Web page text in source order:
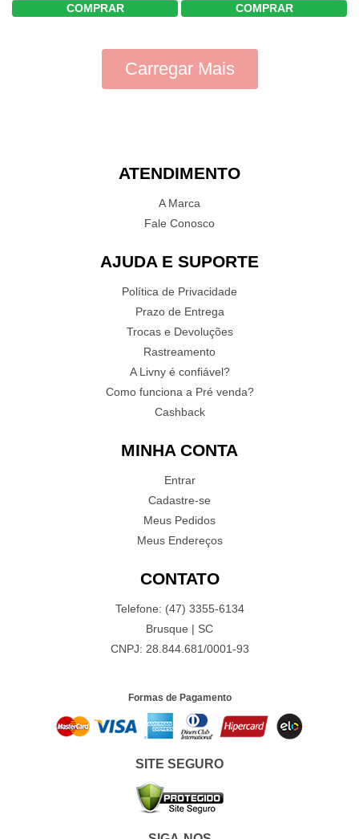
COMPRAR COMPRAR
Carregar Mais
ATENDIMENTO
A Marca
Fale Conosco
AJUDA E SUPORTE
Política de Privacidade
Prazo de Entrega
Trocas e Devoluções
Rastreamento
A Livny é confiável?
Como funciona a Pré venda?
Cashback
MINHA CONTA
Entrar
Cadastre-se
Meus Pedidos
Meus Endereços
CONTATO
Telefone: (47) 3355-6134
Brusque | SC
CNPJ: 28.844.681/0001-93
Formas de Pagamento
SITE SEGURO